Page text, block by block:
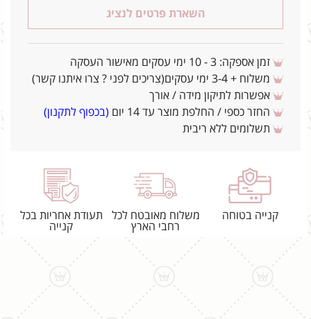
השארת פרטים לנציג
זמן אספקה: 3 - 10 ימי עסקים מאישור העסקה
משלוח + 3-4 ימי עסקים(צריכים לפני ? צרו איתנו קשר)
אפשרות לתיקון מידה / אורך
החזר כספי / החלפת מוצר עד 14 יום
(בכפוף לתקנון)
תשלומים ללא ריבית
קנייה בטוחה
משלוח מאובטח לכל
רחבי הארץ
תעודת אחריות בכל
קנייה